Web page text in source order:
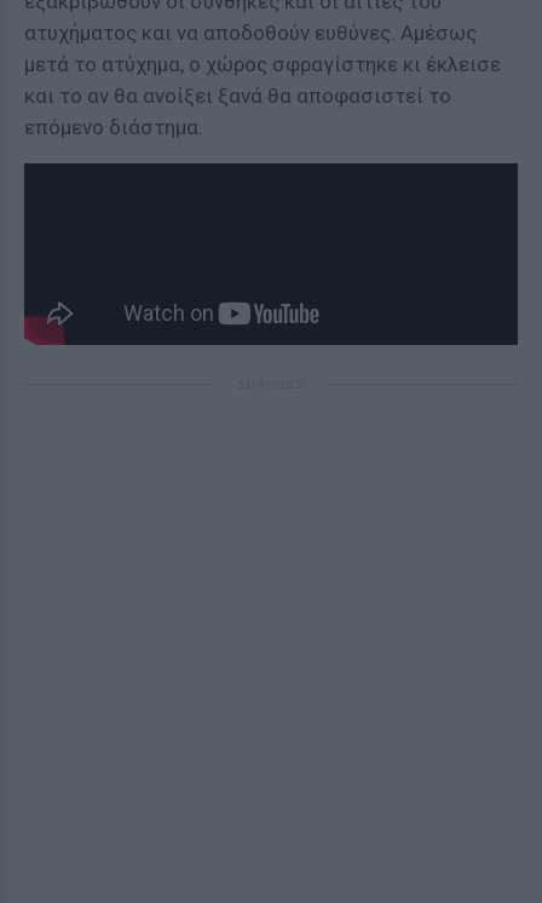
ατυχήματος και να αποδοθούν ευθύνες. Αμέσως
μετά το ατύχημα, ο χώρος σφραγίστηκε κι έκλεισε
και το αν θα ανοίξει ξανά θα αποφασιστεί το
επόμενo διάστημα.